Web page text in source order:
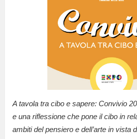
A tavola tra cibo e sapere: Convivio
e una riflessione che pone il cibo in
ambiti del pensiero e dell’arte in vista